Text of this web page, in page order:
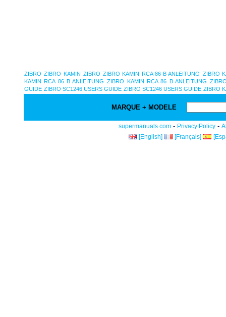
ZIBRO ZIBRO KAMIN ZIBRO ZIBRO KAMIN RCA 86 B ANLEITUNG ZIBRO
KAMIN RCA 86 B ANLEITUNG
ZIBRO KAMIN RCA 86 B ANLEITUNG
GUIDE ZIBRO SC1246 USERS GUIDE ZIBRO SC1246 USERS GUIDE ZIBRO
MARQUE + MODELE
supermanuals.com - Privacy Policy -
[English]
[Français]